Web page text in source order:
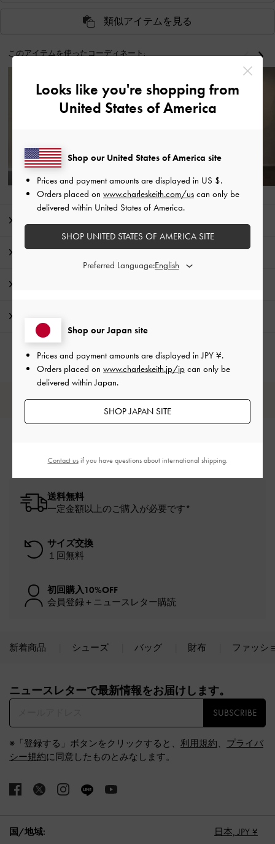
類似アイテムを見る
このアイテムを使ったコーディネート: 戻る
商品詳細 / お手入れ方法
レビューは購入した方のみ投稿ができます。
送料無料
一定金額以上のご購入が必要です*
サイズ交換
１回無料
初回購入10%OFF
会員登録＋ニュースレター購読
新着商品 シューズ バッグ 財布 ファッシ
ニュースレターで最新情報をお届けします。​
SUBSCRIBE
※「登録する」ボタンをクリックすると、 利用規約、 プライバ
シー規約に同意したものとみなします。
国/地域: 日本, JPY ¥
Looks like you're shopping from
United States of America
Shop our Japan site
Prices and payment amounts are displayed inJPY ¥.
Orders placed on www.charleskeith.jp/jp can only be
delivered within Japan.
SHOP JAPAN SITE
Shop our United States of America site
Prices and payment amounts are displayed in US $.
Orders placed on www.charleskeith.com/us can only be
delivered within United States of America.
SHOP UNITED STATES OF AMERICA SITE
Preferred Language:
Contact usif you have questions about international shipping.